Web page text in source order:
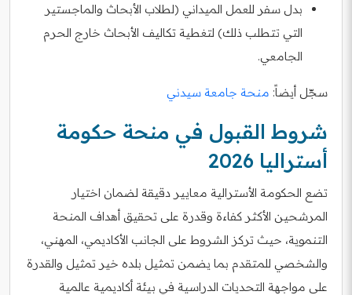
بدل سفر للعمل الميداني (لطلاب الأبحاث والماجستير
التي تتطلب ذلك) لتغطية تكاليف الأبحاث خارج الحرم
الجامعي.
سجّل أيضاً: منحة جامعة سيدني
شروط القبول في منحة حكومة
أستراليا 2026
تضع الحكومة الأسترالية معايير دقيقة لضمان اختيار
المرشحين الأكثر كفاءة وقدرة على تحقيق أهداف المنحة
التنموية، حيث تركز الشروط على الجانب الأكاديمي، المهني،
والشخصي للمتقدم بما يضمن تمثيل بلده خير تمثيل والقدرة
على مواجهة التحديات الدراسية في بيئة أكاديمية عالمية